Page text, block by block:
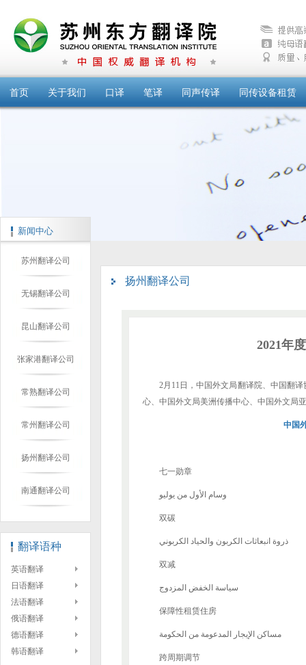
首页 关于我们 口译 笔译 同声传译 同传设备租赁
扬州翻译公司
2021年
2月11日，中国外文局翻译院、中国翻
心、中国外文局美洲传播中心、中国外文局
中国
七一勋章
وسام الأول من يوليو
双碳
ذروة انبعاثات الكربون والحياد الكربوني
双减
سياسة الخفض المزدوج
保障性租赁住房
مساكن الإيجار المدعومة من الحكومة
跨周期调节
新闻中心
苏州翻译公司
无锡翻译公司
昆山翻译公司
张家港翻译公司
常熟翻译公司
常州翻译公司
扬州翻译公司
南通翻译公司
翻译语种
英语翻译
日语翻译
法语翻译
俄语翻译
德语翻译
韩语翻译